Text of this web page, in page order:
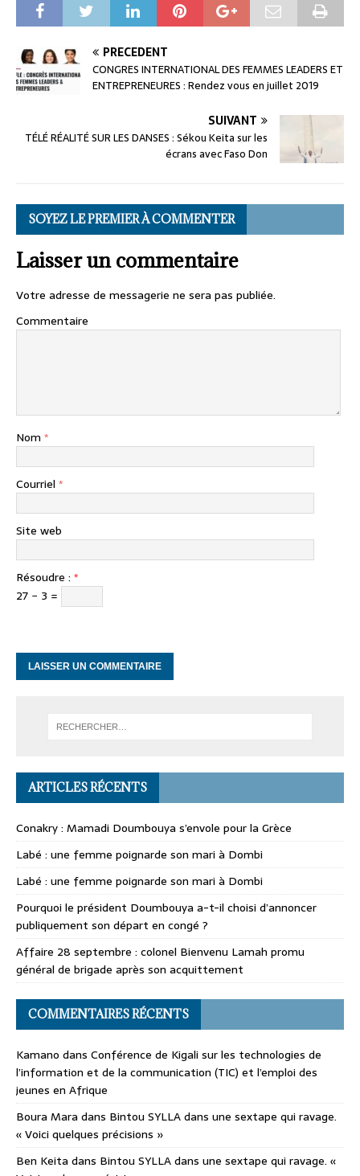
PRÉCÉDENT
CONGRES INTERNATIONAL DES FEMMES LEADERS ET
ENTREPRENEURES : Rendez vous en juillet 2019
SUIVANT
TÉLÉ RÉALITÉ SUR LES DANSES : Sékou Keita sur les
écrans avec Faso Don
SOYEZ LE PREMIER À COMMENTER
Laisser un commentaire
Votre adresse de messagerie ne sera pas publiée.
Commentaire
Nom *
Courriel *
Site web
Résoudre : *
27 − 3 =
ARTICLES RÉCENTS
Conakry : Mamadi Doumbouya s’envole pour la Grèce
Labé : une femme poignarde son mari à Dombi
Labé : une femme poignarde son mari à Dombi
Pourquoi le président Doumbouya a-t-il choisi d’annoncer
publiquement son départ en congé ?
Affaire 28 septembre : colonel Bienvenu Lamah promu
général de brigade après son acquittement
COMMENTAIRES RÉCENTS
Kamano dans Conférence de Kigali sur les technologies de
l’information et de la communication (TIC) et l’emploi des
jeunes en Afrique
Boura Mara dans Bintou SYLLA dans une sextape qui ravage.
« Voici quelques précisions »
Ben Keita dans Bintou SYLLA dans une sextape qui ravage. «